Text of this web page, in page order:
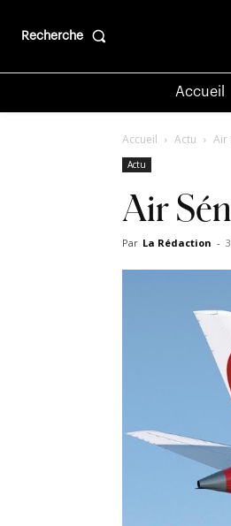
Recherche
Accueil
Accueil Actu Air
Actu
Air
Par La Rédaction -